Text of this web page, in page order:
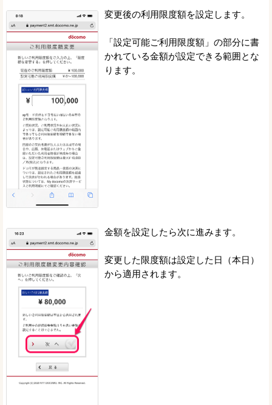
変更後の利用限度額を設定します。
「設定可能ご利用限度額」の部分に書
かれている金額が設定できる範囲とな
ります。
金額を設定したら次に進みます。
変更した限度額は設定した日（本日）
から適用されます。